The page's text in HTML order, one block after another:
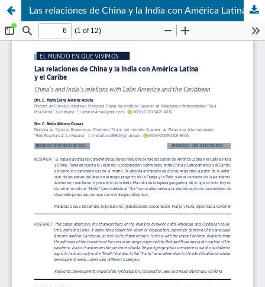
Las relaciones de China y la India con América Latina y el Caribe